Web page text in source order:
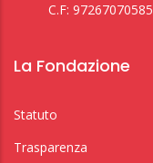
C.F: 97267070585
La Fondazione
Statuto
Trasparenza